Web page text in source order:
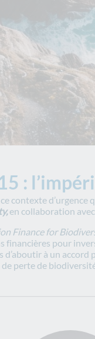
:
ce contexte
en collaboration
Finance for
financières pour
d’aboutir à un accord
perte de